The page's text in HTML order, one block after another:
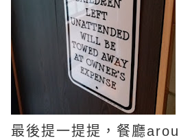
最後提一提提，餐廳